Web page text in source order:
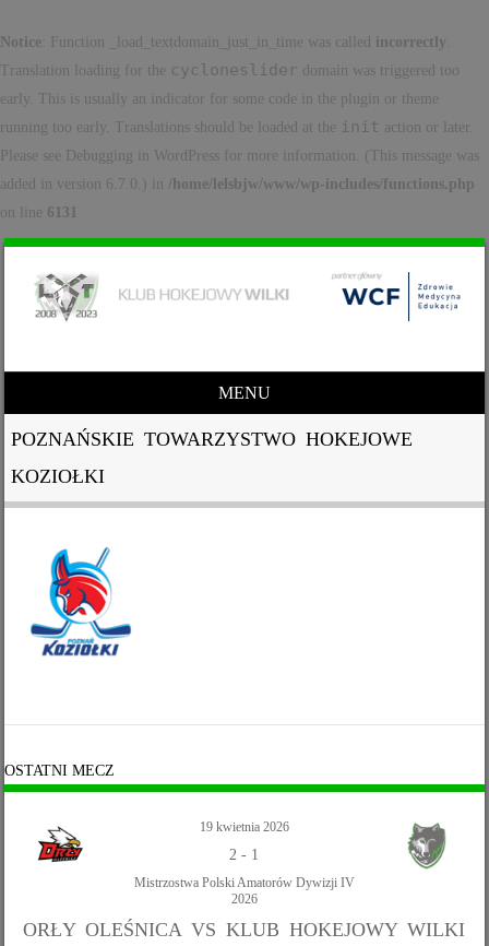
Notice : Function _load_textdomain_just_in_time was called incorrectly
Translation loading for the cycloneslider domain was triggered too
early. This is usually an indicator for some code in the plugin or theme
running too early. Translations should be loaded at the init action or later.
Please see
Debugging in WordPress for more information. (This message was
added in version 6.7.0.) in /home/lelsbjw/www/wp-includes/functions.php
on line 6131
MENU
Skip to content
POZNAŃSKIE TOWARZYSTWO HOKEJOWE
KOZIOŁKI
OSTATNI MECZ
19 kwietnia 2026
2 - 1
Mistrzostwa Polski Amatorów Dywizji IV
2026
ORŁY OLEŚNICA VS KLUB HOKEJOWY WILKI